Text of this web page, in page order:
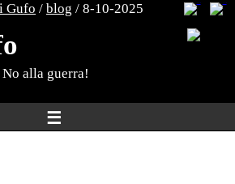
Gufo / blog / 8-10-2025
alla guerra!
☰